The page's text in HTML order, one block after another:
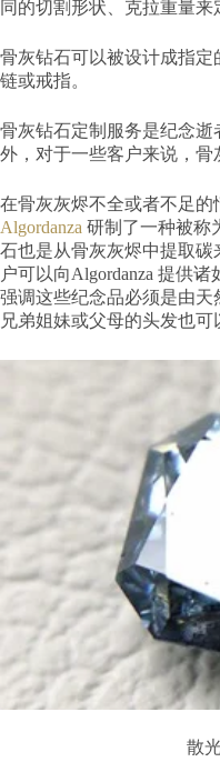
同的切割形状、克拉重量来
骨灰钻石可以被设计成指
链或戒指。
骨灰钻石定制服务是纪念
外，对于一些客户来说，骨
在骨灰灰烬不全或者不足的
Algordanza 研制了一种被称
石也是从骨灰灰烬中提取
户可以向Algordanza 提供
强调这些纪念品必须是由天
兄弟姐妹或父母的头发也可
散